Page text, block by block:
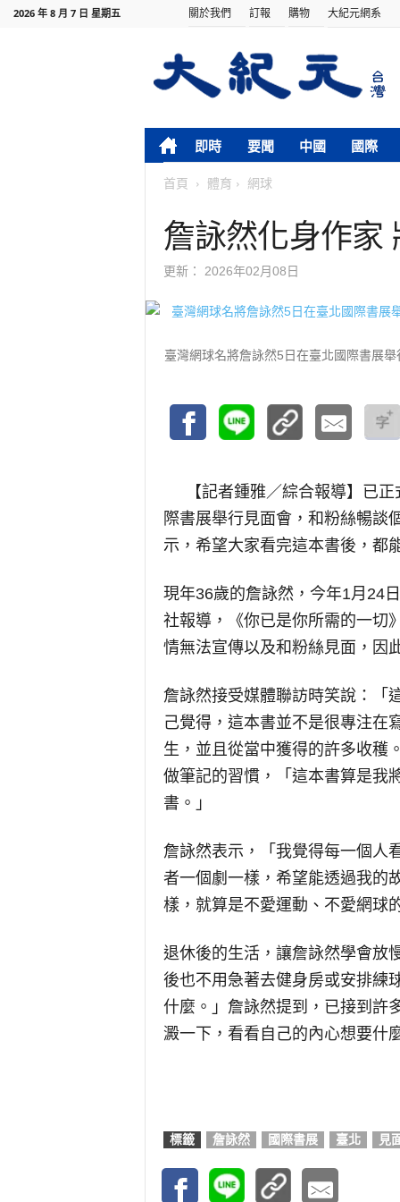
2026 年 8 月 7 日 星期五 關於我們 訂報 購物 大紀元網系
即時 要聞 中國 國際
首頁 體育 網球
詹詠然化身作家
更新： 2026年02月08日
臺灣網球名將詹詠然5日在臺北國際書展
【記者鍾雅／綜合報導】
已正
際書展舉行見面會，和粉絲暢談
示，希望大家看完這本書後，都
現年36歲的詹詠然，今年1月24
社報導，《你已是你所需的一切
情無法宣傳以及和粉絲見面，因
詹詠然接受媒體聯訪時笑說：「
己覺得，這本書並不是很專注在
生，並且從當中獲得的許多收穫
做筆記的習慣，「這本書算是我
書。」
詹詠然表示，「我覺得每一個人
者一個劇一樣，希望能透過我的
樣，就算是不愛運動、不愛網球
退休後的生活，讓詹詠然學會放
後也不用急著去健身房或安排練
什麼。」詹詠然提到，已接到許
澱一下，看看自己的內心想要什
標籤 詹詠然 國際書展 臺北 見